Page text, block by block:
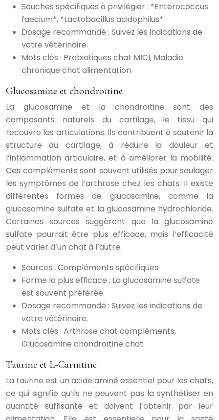
Souches spécifiques à privilégier : *Enterococcus
faecium*, *Lactobacillus acidophilus*.
Dosage recommandé : Suivez les indications de
votre vétérinaire.
Mots clés : Probiotiques chat MICI, Maladie
chronique chat alimentation
Glucosamine et chondroïtine
La glucosamine et la chondroïtine sont des
composants naturels du cartilage, le tissu qui
recouvre les articulations. Ils contribuent à soutenir la
structure du cartilage, à réduire la douleur et
l’inflammation articulaire, et à améliorer la mobilité.
Ces compléments sont souvent utilisés pour soulager
les symptômes de l’arthrose chez les chats. Il existe
différentes formes de glucosamine, comme la
glucosamine sulfate et la glucosamine hydrochloride.
Certaines sources suggèrent que la glucosamine
sulfate pourrait être plus efficace, mais l’efficacité
peut varier d’un chat à l’autre.
Sources : Compléments spécifiques.
Forme la plus efficace : La glucosamine sulfate
est souvent préférée.
Dosage recommandé : Suivez les indications de
votre vétérinaire.
Mots clés : Arthrose chat compléments,
Glucosamine chondroïtine chat
Taurine et L-Carnitine
La taurine est un acide aminé essentiel pour les chats,
ce qui signifie qu’ils ne peuvent pas la synthétiser en
quantité suffisante et doivent l’obtenir par leur